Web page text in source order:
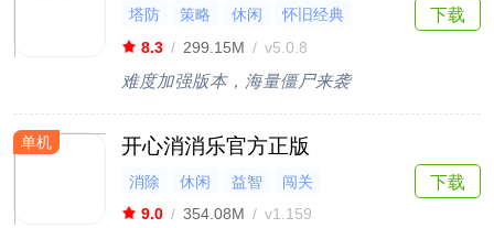
塔防 策略 休闲
怀旧经典
闯关
8.3 / 299.15M / v5.0.8
难度加强版本，海量僵尸来袭
下载
单机 开心消消乐官方正版
消除 休闲 益智
闯关
9.0 / 354.08M / v1.159
下载